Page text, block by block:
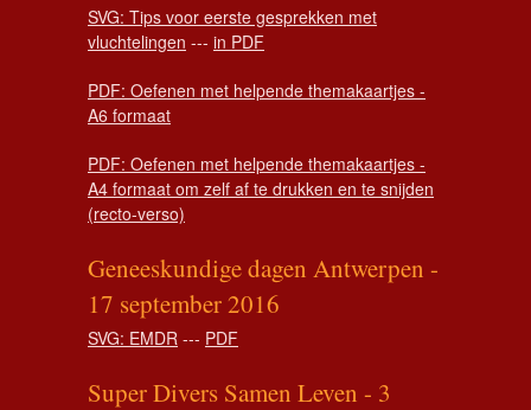
SVG: Tips voor eerste gesprekken met
vluchtelingen --- in PDF
PDF: Oefenen met helpende themakaartjes -
A6 formaat
PDF: Oefenen met helpende themakaartjes -
A4 formaat om zelf af te drukken en te snijden
(recto-verso)
Geneeskundige dagen Antwerpen -
17 september 2016
SVG: EMDR --- PDF
Super Divers Samen Leven - 3